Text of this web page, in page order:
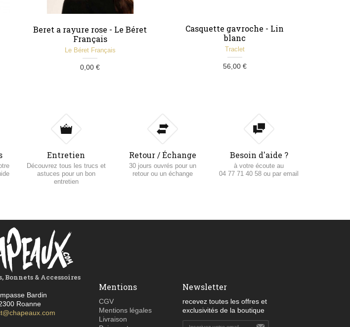
Beret a rayure rose - Le Béret
Français
Le Béret Français
0,00 €
Casquette gavroche - Lin
blanc
Traclet
56,00 €
Entretien
Découvrez tous les trucs et
astuces pour un bon
entretien
Retour / Échange
30 jours ouvrés pour un
retour ou un échange
Besoin d'aide ?
à votre écoute au
04 77 71 40 58 ou par email
Bonnets & Accessoires
Bardin
Roanne
Mentions
CGV
Mentions légales
Livraison
Newsletter
recevez toutes les offres et
exclusivités de la boutique